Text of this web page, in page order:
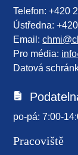
Telefon: +420
Ústředna:
Email:
Pro média:
Datová
po-pá: 7:00-
Pracoviště